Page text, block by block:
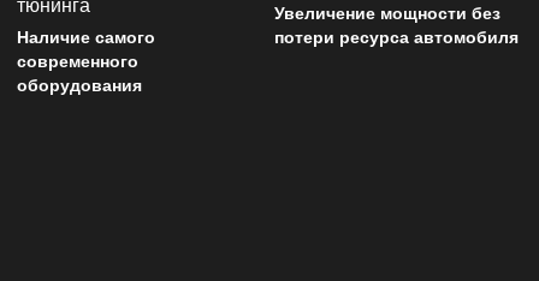
Наличие самого
современного
оборудования
Увеличение мощности без
потери ресурса автомобиля